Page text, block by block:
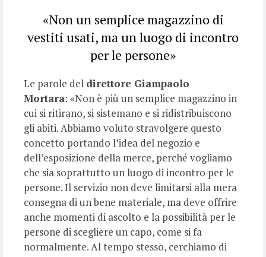
«Non un semplice magazzino di
vestiti usati, ma un luogo di incontro
per le persone»
Le parole del direttore Giampaolo
Mortara: «Non è più un semplice magazzino in
cui si ritirano, si sistemano e si ridistribuiscono
gli abiti. Abbiamo voluto stravolgere questo
concetto portando l’idea del negozio e
dell’esposizione della merce, perché vogliamo
che sia soprattutto un luogo di incontro per le
persone. Il servizio non deve limitarsi alla mera
consegna di un bene materiale, ma deve offrire
anche momenti di ascolto e la possibilità per le
persone di scegliere un capo, come si fa
normalmente. Al tempo stesso, cerchiamo di